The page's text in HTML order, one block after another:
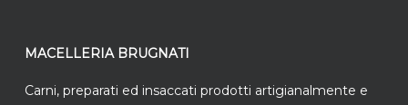
MACELLERIA BRUGNATI
Carni, preparati ed insaccati prodotti artigianalmente e